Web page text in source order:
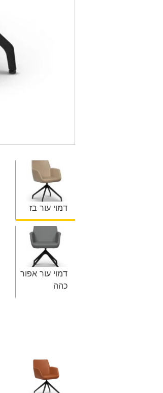
דמוי עור בז
דמוי עור אפור
כהה